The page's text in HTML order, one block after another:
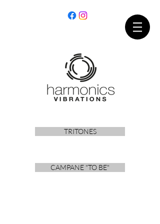
TRITONES
CAMPANE "TO BE"